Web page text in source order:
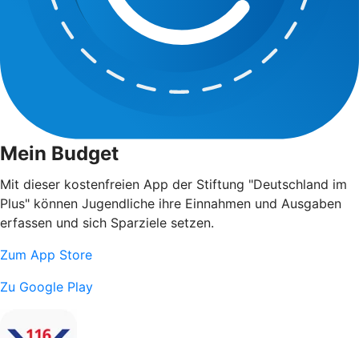
Mein Budget
Mit dieser kostenfreien App der Stiftung "Deutschland im
Plus" können Jugendliche ihre Einnahmen und Ausgaben
erfassen und sich Sparziele setzen.
Zum App Store
Zu Google Play